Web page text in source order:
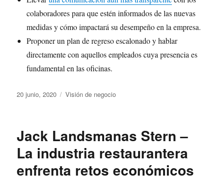
colaboradores para que estén informados de las nuevas
medidas y cómo impactará su desempeño en la empresa.
Proponer un plan de regreso escalonado y hablar
directamente con aquellos empleados cuya presencia es
fundamental en las oficinas.
Publicado
20 junio, 2020 Categorías
Visión de negocio
Jack Landsmanas Stern –
La industria restaurantera
enfrenta retos económicos